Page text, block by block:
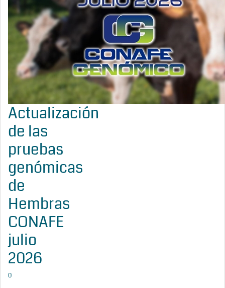
Actualización
de las
pruebas
genómicas
de
Hembras
CONAFE
julio
2026
0